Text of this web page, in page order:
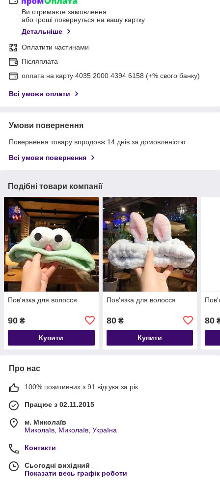
Ви отримаєте замовлення
або гроші повернуться на вашу картку
Детальніше
Оплатити частинами
Післяплата
оплата на карту 4035 2000 4394 6158 (+% свого банку)
Всі умови оплати
Умови повернення
Повернення товару впродовж 14 днів за домовленістю
Всі умови повернення
Подібні товари компанії
Пов'язка для волосся
90 ₴
Купити
Пов'язка для волосся
80₴
Купити
80
Про нас
100% позитивних з 91 відгука за рік
Працює з 02.11.2015
м. Миколаїв
Миколаїв, Миколаїв, Україна
Контакти
Сьогодні вихідний
Показати весь графік роботи